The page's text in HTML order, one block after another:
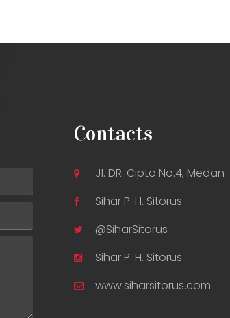
Contacts
Jl. DR. Cipto No.4, Medan
Sihar P. H. Sitorus
@SiharSitorus
Sihar P. H. Sitorus
www.siharsitorus.com